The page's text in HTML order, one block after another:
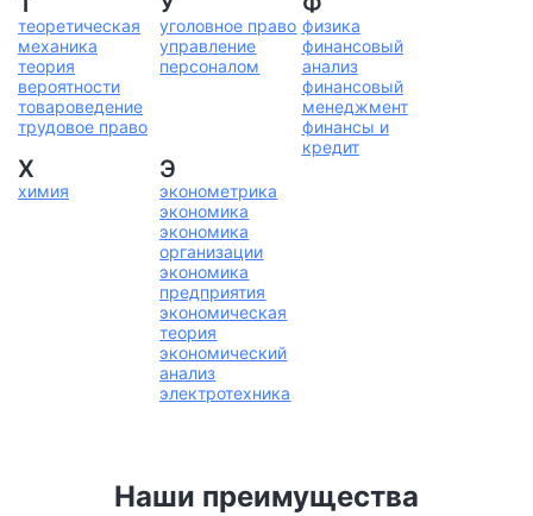
теоретическая
механика
теория
вероятности
товароведение
трудовое право
уголовное право
управление
персоналом
физика
финансовый
анализ
финансовый
менеджмент
финансы и
кредит
Х
химия
Э
эконометрика
экономика
экономика
организации
экономика
предприятия
экономическая
теория
экономический
анализ
электротехника
Наши преимущества